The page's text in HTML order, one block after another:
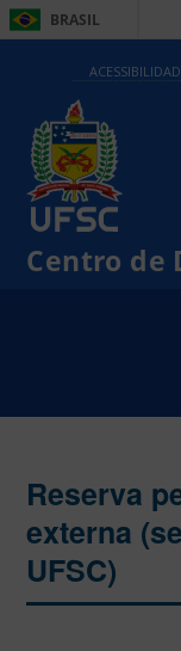
BRASIL
Centro de
Reserva
externa
UFSC)